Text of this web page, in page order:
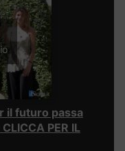
il futuro passa
PER IL